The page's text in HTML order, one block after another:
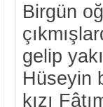
Birgün
gelip
Hüseyin
kızı